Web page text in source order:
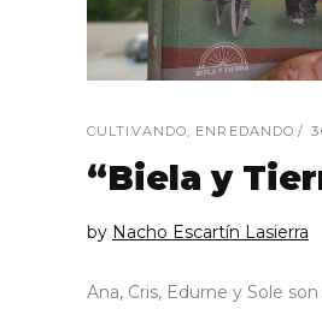
CULTIVANDO, ENREDANDO
“Biela y
by Nacho Escartín Lasierra
Ana, Cris, Edurne y Sole